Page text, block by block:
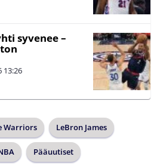
syvenee –
13:26
Warriors LeBron James
Pääuutiset